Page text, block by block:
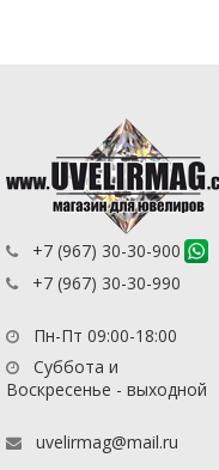
+7 (967) 30-30-900
+7 (967) 30-30-990
Пн-Пт 09:00-18:00
Суббота и
Воскресенье - выходной
uvelirmag@mail.ru